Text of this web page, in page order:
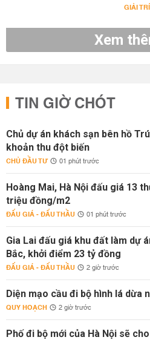
GIẢI TRÍ
Xem
TIN GIỜ CHÓT
Chủ dự án khách sạn bên hồ
khoản thu đột biến
CHỦ ĐẦU TƯ 01 phút trước
Hoàng Mai, Hà Nội đấu giá 13
triệu đồng/m2
ĐẤU GIÁ - ĐẤU THẦU 01 phút trước
Gia Lai đấu giá khu đất làm dự
Bắc, khởi điểm 23 tỷ đồng
ĐẤU GIÁ - ĐẤU THẦU 2 giờ trước
Diện mạo cầu đi bộ hình lá dừa
QUY HOẠCH 2 giờ trước
Phố đi bộ mới của Hà Nội sẽ